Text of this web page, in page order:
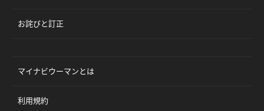
お詫びと訂正
マイナビウーマンとは
利用規約